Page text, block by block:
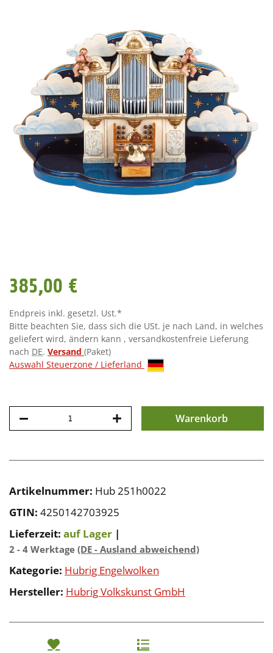
385,00 €
Endpreis inkl. gesetzl. Ust.*
Bitte beachten Sie, dass sich die USt. je nach Land, in welches
geliefert wird, ändern kann , versandkostenfreie Lieferung
nach DE. Versand (Paket)
Auswahl Steuerzone / Lieferland
Warenkorb
Artikelnummer: Hub 251h0022
GTIN: 4250142703925
Lieferzeit: auf Lager |
2 - 4 Werktage (DE - Ausland abweichend)
Kategorie: Hubrig Engelwolken
Hersteller: Hubrig Volkskunst GmbH